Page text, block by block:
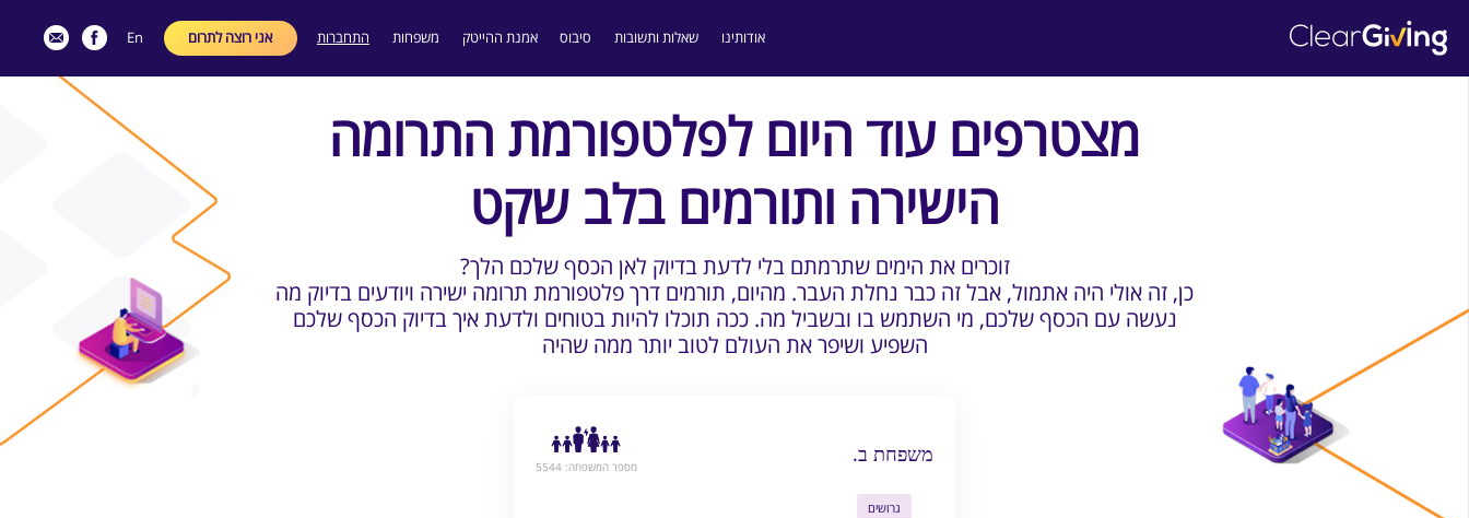
אודותינו שאלות ותשובות סיבוס אמנת ההייטק משפחות התחברות אני רוצה לתרום En
מצטרפים עוד היום לפלטפורמת התרומה
הישירה ותורמים בלב שקט
?זוכרים את הימים שתרמתם בלי לדעת בדיוק לאן הכסף שלכם הלך
כן, זה אולי היה אתמול, אבל זה כבר נחלת העבר. מהיום, תורמים דרך פלטפורמת תרומה ישירה ויודעים בדיוק מה
נעשה עם הכסף שלכם, מי השתמש בו ובשביל מה. ככה תוכלו להיות בטוחים ולדעת איך בדיוק הכסף שלכם
השפיע ושיפר את העולם לטוב יותר ממה שהיה
מספר המשפחה: 5544
משפחת ב.
גרושים